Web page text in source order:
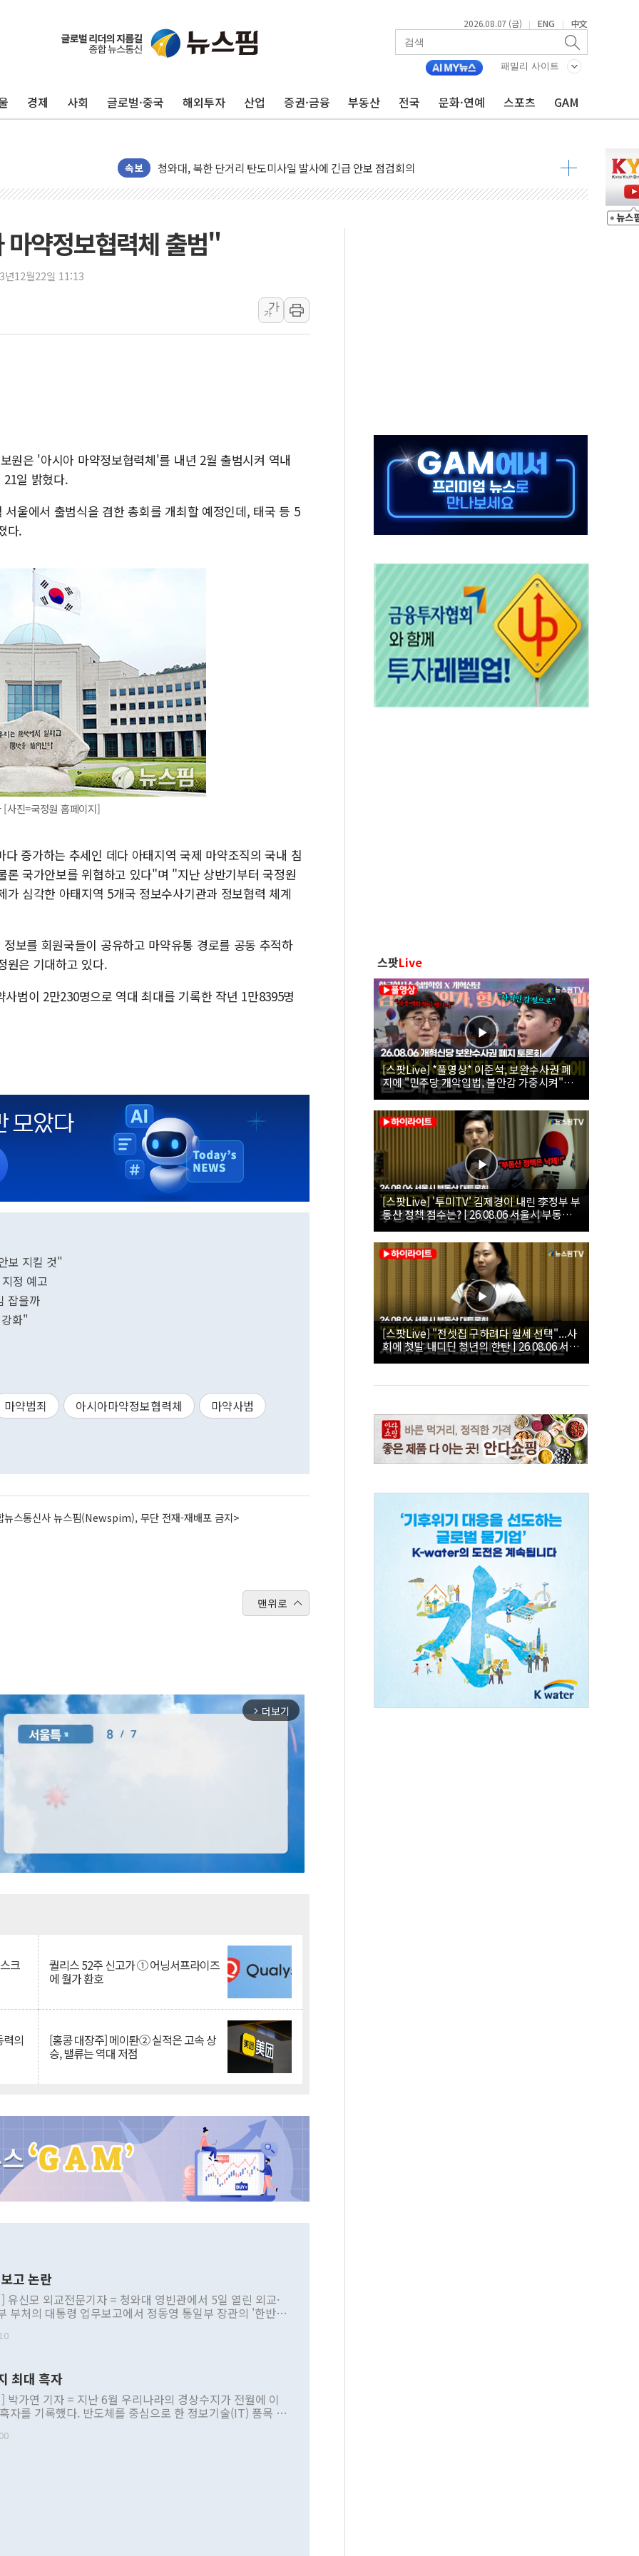
2026.08.07 (금) | ENG | 中文
패밀리 사이트
경제 사회 글로벌·중국 해외투자 산업 증권·금융 부동산 전국 문화·연예 스포츠 GAM
속보
리투아니아 국방 "러, 우크라 드론으로 나토 회원국 공격 검토… 거짓 깃발 작전"
구광모, 내주 실리콘밸리서 젠슨 황 재회…로봇·AI 데이터센터·모빌리티 구체화
김정관 장관 "영업이익 N% 성과급 반대…상법·자본시장법 개정 논의"
뉴욕증시 프리뷰, 미 주가선물 AI주 차익실현 속 혼조세...웨스턴디지털·샌디스크↓
금값 7주 만에 최고…美 고용 둔화·호르무즈 재개방 기대에 강세
[인도증시] 중동 긴장 완화에 실적 호조까지, 상승...호실적 보고 기업 상승세 뚜렷
[베트남 증시] 지수 하락 속 'DGC' 임시 주총 기대감에 홀로 상한가…마진 잔액은 사상 최고
'월가의 황제' 다이먼 "금융시장 레버리지 위험수위…숨은 차입이 더 큰 변수"
김정관 산업부 장관 "주 52시간 손봐야, 경쟁상대 中과 비교해야"
해군 1함대 창설 80주년…지역과 함께하는 '선봉'의 대민 봉사
[3보] 북, 원산서 동해로 단거리 탄도미사일 1발 발사… 올해 10번째·42일 만 도발
약정보협력체 출범"
년12월22일 11:13
가
가
원은 '아시아 마약정보협력체'를 내년 2월 출범시켜 역내
일 밝혔다.
울에서 출범식을 겸한 총회를 개최할 예정인데, 태국 등 5
다.
사진=국정원 홈페이지]
증가하는 추세인 데다 아태지역 국제 마약조직의 국내 침
국가안보를 위협하고 있다"며 "지난 상반기부터 국정원
심각한 아태지역 5개국 정보수사기관과 정보협력 체계
보를 회원국들이 공유하고 마약유통 경로를 공동 추적하
원은 기대하고 있다.
범이 2만230명으로 역대 최대를 기록한 작년 1만8395명
보 지킬 것"
정 예고
잡을까
화"
마약범죄 아시아마약정보협력체 마약사범
뉴스통신사 뉴스핌(Newspim), 무단 전재-재배포 금지>
맨위로
arrow_forward_ios 더보기
크 퀄리스 52주 신고가 ① 어닝서프라이즈
에 월가 환호
의 [홍콩 대장주] 메이퇀② 실적은 고속 상
승, 밸류는 역대 저점
고 논란
유신모 외교전문기자 = 청와대 영빈관에서 5일 열린 외교·
부처의 대통령 업무보고에서 정동영 통일부 장관의 '한반도
부 내 조율을 거치지 않은 사안을 정책으로 추진하겠다고 공
근거한 비현실적 구상'이라는 비판을 내놨다. 그동안 정 장
관련 발언이 물의를 빚은 적은 여러 번 있지만 대통령과 유
공개적으로 부정적 입장을 표명한 것은 이례적이다. 정 장
북 접근법과 월권을 제어해야 한다는 목소리도 높아지고 있
최대 흑자
박가연 기자 = 지난 6월 우리나라의 경상수지가 전월에 이
자를 기록했다. 반도체를 중심으로 한 정보기술(IT) 품목 수
르
스팟Live
[스팟Live] *풀영상* 이준석, 보완수사권 폐
지에 "민주당 개악입법, 불안감 가중시켜"｜
26.08.06 개혁신당 보완수사권 폐지 토론회
[스팟Live] '투미TV' 김제경이 내린 李정부 부
동산 정책 점수는? | 26.08.06 서울시 부동산
대토론회
[스팟Live] "전셋집 구하려다 월세 선택"...사
회에 첫발 내디딘 청년의 한탄 | 26.08.06 서울
시 부동산 대토론회